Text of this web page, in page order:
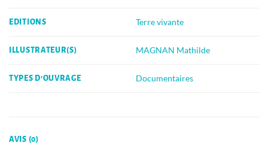
EDITIONS Terre vivante
ILLUSTRATEUR(S) MAGNAN Mathilde
TYPES D'OUVRAGE Documentaires
AVIS (0)